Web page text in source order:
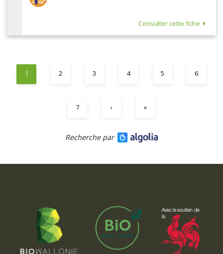
Consulter cette fiche
1 2 3 4 5 6
7 › »
Recherche par